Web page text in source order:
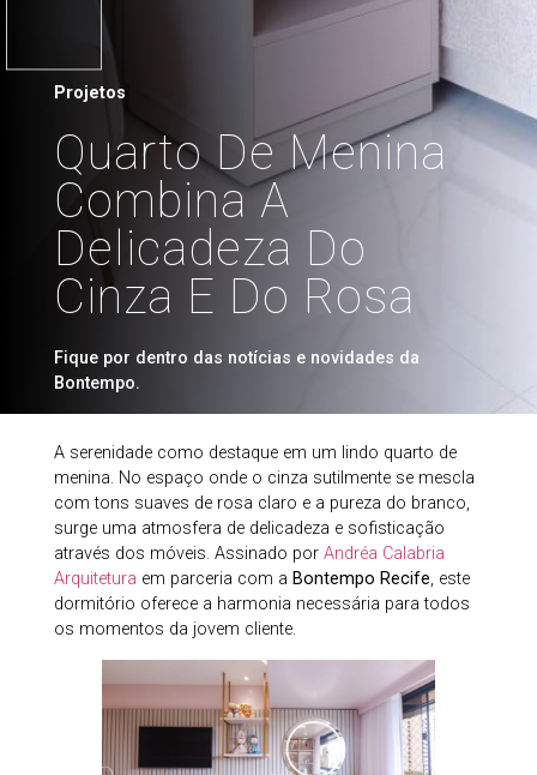
Projetos
Quarto De Menina
Combina A
Delicadeza Do
Cinza E Do Rosa
Fique por dentro das notícias e novidades da
Bontempo.
A serenidade como destaque em um lindo quarto de
menina. No espaço onde o cinza sutilmente se mescla
com tons suaves de rosa claro e a pureza do branco,
surge uma atmosfera de delicadeza e sofisticação
através dos móveis. Assinado por Andréa Calabria
Arquitetura em parceria com a Bontempo Recife, este
dormitório oferece a harmonia necessária para todos
os momentos da jovem cliente.